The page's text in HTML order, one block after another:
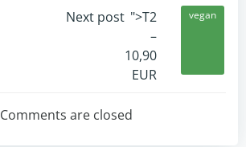
POST
NAVIGATION
Next post ">T2
–
10,90
EUR
vegan
Comments are closed